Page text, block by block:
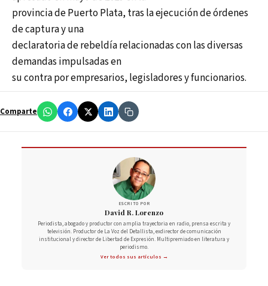
provincia de Puerto Plata, tras la ejecución de órdenes
de captura y una
declaratoria de rebeldía relacionadas con las diversas
demandas impulsadas en
su contra por empresarios, legisladores y funcionarios.
Comparte
ESCRITO POR
David R. Lorenzo
Periodista, abogado y productor con amplia trayectoria en radio, prensa escrita y
televisión. Productor de La Voz del Detallista, exdirector de comunicación
institucional y director de Libertad de Expresión. Multipremiado en literatura y
periodismo.
Ver todos sus artículos →